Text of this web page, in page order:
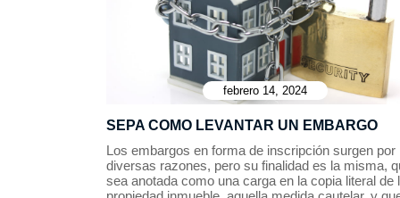
febrero 14, 2024
SEPA COMO LEVANTAR UN EMBARGO
Los embargos en forma de inscripción surgen por
diversas razones, pero su finalidad es la misma,
sea anotada como una carga en la copia literal de